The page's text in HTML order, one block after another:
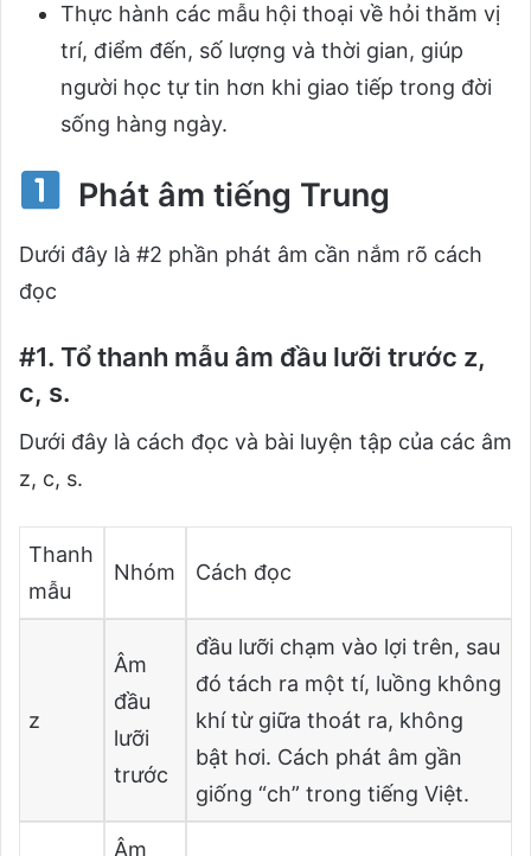
Thực hành các mẫu hội thoại về hỏi thăm vị
trí, điểm đến, số lượng và thời gian, giúp
người học tự tin hơn khi giao tiếp trong đời
sống hàng ngày.
Phát âm tiếng Trung
Dưới đây là #2 phần phát âm cần nắm rõ cách
đọc
#1. Tổ thanh mẫu âm đầu lưỡi trước z,
c, s.
Dưới đây là cách đọc và bài luyện tập của các âm
z, c, s.
Thanh
mẫu
Nhóm Cách đọc
z
Âm
đầu
lưỡi
trước
đầu lưỡi chạm vào lợi trên, sau
đó tách ra một tí, luồng không
khí từ giữa thoát ra, không
bật hơi. Cách phát âm gần
giống “ch” trong tiếng Việt.
Âm